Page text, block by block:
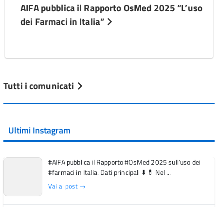
AIFA pubblica il Rapporto OsMed 2025 “L’uso
dei Farmaci in Italia”
Tutti i comunicati
Ultimi Instagram
#AIFA pubblica il Rapporto #OsMed 2025 sull’uso dei
#farmaci in Italia. Dati principali ⬇️ 💊 Nel ...
Vai al post →